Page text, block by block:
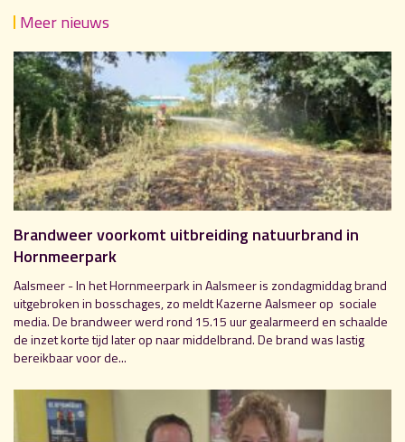
Meer nieuws
Brandweer voorkomt uitbreiding natuurbrand in
Hornmeerpark
Aalsmeer - In het Hornmeerpark in Aalsmeer is zondagmiddag brand
uitgebroken in bosschages, zo meldt Kazerne Aalsmeer op sociale
media. De brandweer werd rond 15.15 uur gealarmeerd en schaalde
de inzet korte tijd later op naar middelbrand. De brand was lastig
bereikbaar voor de...